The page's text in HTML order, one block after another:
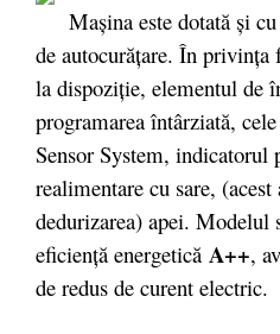
Mașina este dotată și
de autocurățare. În
la dispoziţie, elementul de
programarea întârziată,
Sensor System, indicatorul
realimentare cu sare,
dedurizarea) apei. Modelul
eficiență energetică A++,
de redus de curent electric.